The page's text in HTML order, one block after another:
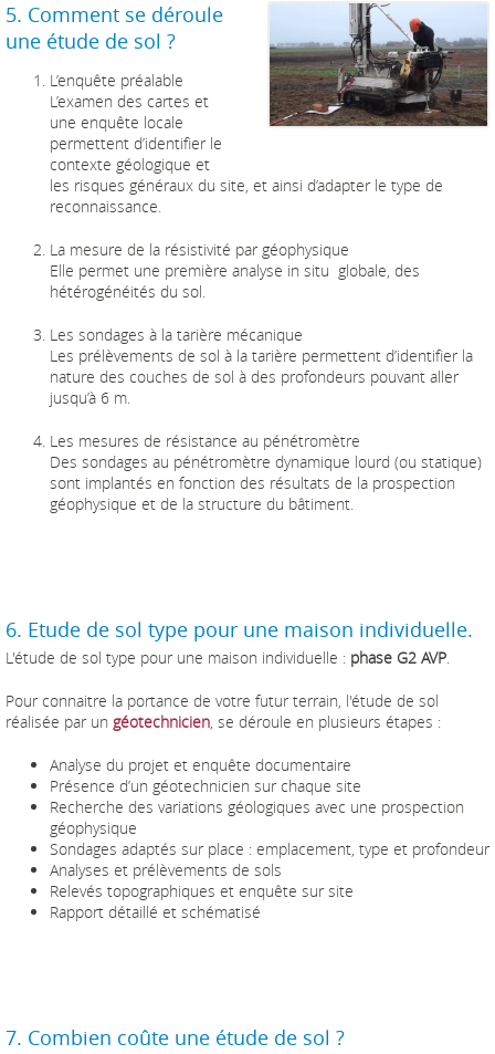
5. Comment se déroule
une étude de sol ?
L’enquête préalable
L’examen des cartes et
une enquête locale
permettent d’identifier le
contexte géologique et
les risques généraux du site, et ainsi d’adapter le type de
reconnaissance.
La mesure de la résistivité par géophysique
Elle permet une première analyse in situ globale, des
hétérogénéités du sol.
Les sondages à la tarière mécanique
Les prélèvements de sol à la tarière permettent d’identifier la
nature des couches de sol à des profondeurs pouvant aller
jusqu’à 6 m.
Les mesures de résistance au pénétromètre
Des sondages au pénétromètre dynamique lourd (ou statique)
sont implantés en fonction des résultats de la prospection
géophysique et de la structure du bâtiment.
6. Etude de sol type pour une maison individuelle.
L'étude de sol type pour une maison individuelle : phase G2 AVP.
Pour connaitre la portance de votre futur terrain, l'étude de sol
réalisée par un géotechnicien, se déroule en plusieurs étapes :
Analyse du projet et enquête documentaire
Présence d’un géotechnicien sur chaque site
Recherche des variations géologiques avec une prospection
géophysique
Sondages adaptés sur place : emplacement, type et profondeur
Analyses et prélèvements de sols
Relevés topographiques et enquête sur site
Rapport détaillé et schématisé
7. Combien coûte une étude de sol ?